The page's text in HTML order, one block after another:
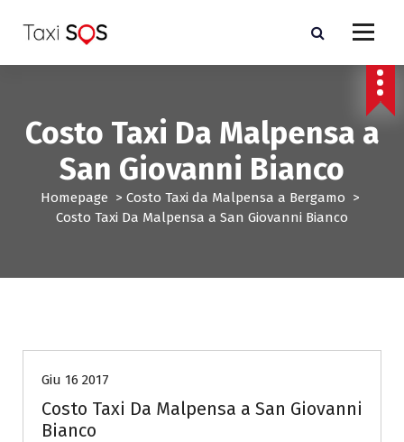
a
Costo Taxi Da Malpensa a
San Giovanni Bianco
Homepage > Costo Taxi da Malpensa a Bergamo >
Costo Taxi Da Malpensa a San Giovanni Bianco
Giu 16 2017
Costo Taxi Da Malpensa a San Giovanni
Bianco